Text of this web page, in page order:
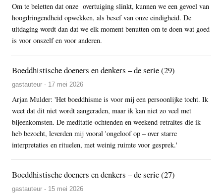
Om te beletten dat onze overtuiging slinkt, kunnen we een gevoel van
hoogdringendheid opwekken, als besef van onze eindigheid. De
uitdaging wordt dan dat we elk moment benutten om te doen wat goed
is voor onszelf en voor anderen.
Boeddhistische doeners en denkers – de serie (29)
gastauteur - 17 mei 2026
Arjan Mulder: 'Het boeddhisme is voor mij een persoonlijke tocht. Ik
weet dat dit niet wordt aangeraden, maar ik kan niet zo veel met
bijeenkomsten. De meditatie-ochtenden en weekend-retraites die ik
heb bezocht, leverden mij vooral 'ongeloof op – over starre
interpretaties en rituelen, met weinig ruimte voor gesprek.'
Boeddhistische doeners en denkers – de serie (27)
gastauteur - 15 mei 2026